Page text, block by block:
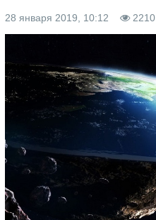
28 января 2019, 10:12 2210